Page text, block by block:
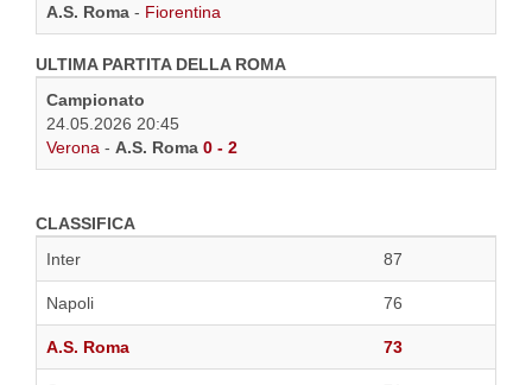
A.S. Roma - Fiorentina
ULTIMA PARTITA DELLA ROMA
Campionato
24.05.2026 20:45
Verona - A.S. Roma 0 - 2
CLASSIFICA
Inter
87
Napoli 76
A.S. Roma 73